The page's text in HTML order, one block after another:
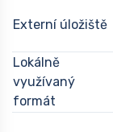
Externí úložiště
Lokálně
využívaný
formát